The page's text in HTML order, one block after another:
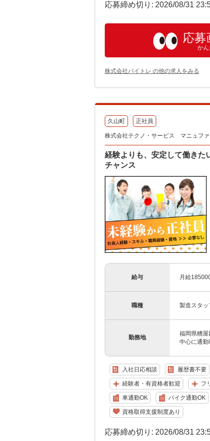
応募締め切り: 2026/08/31
応募
かん
株式会社バイトレ の他の求人をみる
久山町 正社員
株式会社テクノ・サービス マニュファ
経験よりも、安定して働きた
チャンス
給与 月給
職種 製造スタッ
勤務地
福岡県糟
中心に通勤
入社日応相談 履歴書不要
経験者・有資格者歓迎 フ
車通勤OK バイク通勤OK
資格取得支援制度あり
応募締め切り: 2026/08/31